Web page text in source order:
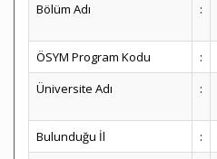
Bölüm Adı :
ÖSYM Program Kodu
:
Üniversite Adı
:
Bulunduğu İl
: